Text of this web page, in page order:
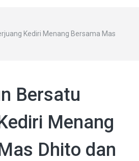
Kediri Menang Bersama Mas
Bersatu
Menang
Dhito dan